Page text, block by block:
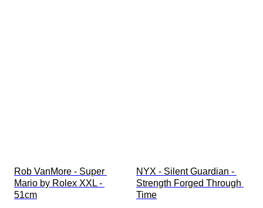
Rob VanMore - Super
Mario by Rolex XXL -
51cm
NYX - Silent Guardian -
Strength Forged Through
Time